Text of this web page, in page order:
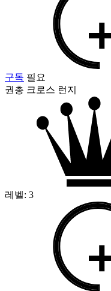
구독 필요
권총 크로스 런지
레벨: 3